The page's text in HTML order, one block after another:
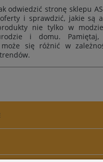
odwiedzić stronę sklepu
i sprawdzić, jakie są
nie tylko w
i domu. Pamiętaj,
może się różnić w